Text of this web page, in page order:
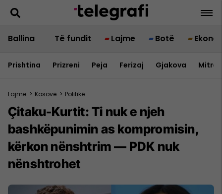
Ballina Të fundit Lajme Botë
Prishtina Prizreni Peja Ferizaj Gjakova
Lajme > Kosovë > Politikë
Çitaku-Kurtit: Ti nuk e njeh
bashkëpunimin as kompromisin,
kërkon nënshtrim — PDK nuk
nënshtrohet